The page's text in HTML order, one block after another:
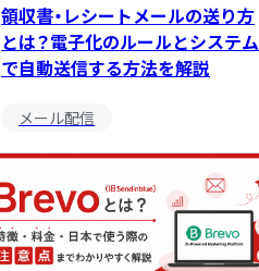
領収書・レシートメールの送り方
とは？電子化のルールとシステム
で自動送信する方法を解説
メール配信